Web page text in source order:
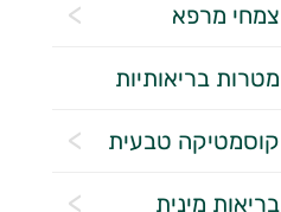
צמחי מרפא
מטרות בריאותיות
קוסמטיקה טבעית
בריאות מינית